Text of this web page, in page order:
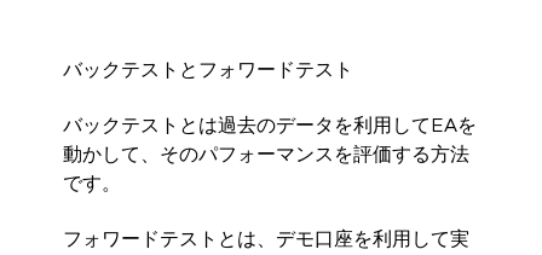
バックテストとフォワードテスト
バックテストとは過去のデータを利用してEAを
動かして、そのパフォーマンスを評価する方法
です。
フォワードテストとは、デモ口座を利用して実